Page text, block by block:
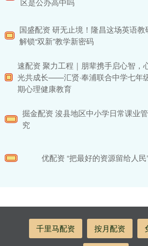
区是公办高中吗
国盛配资 研无止境！隆昌这场英语教
解锁“双新”教学新密码
速配资 聚力工程｜朋辈携手启心智，
光共成长——汇贤·奉浦联合中学七年
期心理健康教育
掘金配资 浚县地区中小学日常课业
究
优配资 “把最好的资源留给人民
千里马配资 按月配资